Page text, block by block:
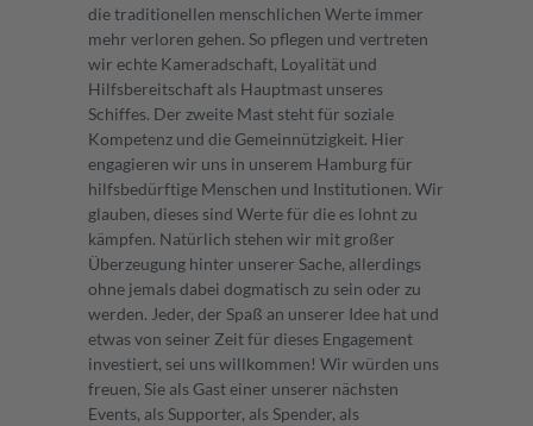
die traditionellen menschlichen Werte immer
mehr verloren gehen. So pflegen und vertreten
wir echte Kameradschaft, Loyalität und
Hilfsbereitschaft als Hauptmast unseres
Schiffes. Der zweite Mast steht für soziale
Kompetenz und die Gemeinnützigkeit. Hier
engagieren wir uns in unserem Hamburg für
hilfsbedürftige Menschen und Institutionen. Wir
glauben, dieses sind Werte für die es lohnt zu
kämpfen. Natürlich stehen wir mit großer
Überzeugung hinter unserer Sache, allerdings
ohne jemals dabei dogmatisch zu sein oder zu
werden. Jeder, der Spaß an unserer Idee hat und
etwas von seiner Zeit für dieses Engagement
investiert, sei uns willkommen! Wir würden uns
freuen, Sie als Gast einer unserer nächsten
Events, als Supporter, als Spender, als